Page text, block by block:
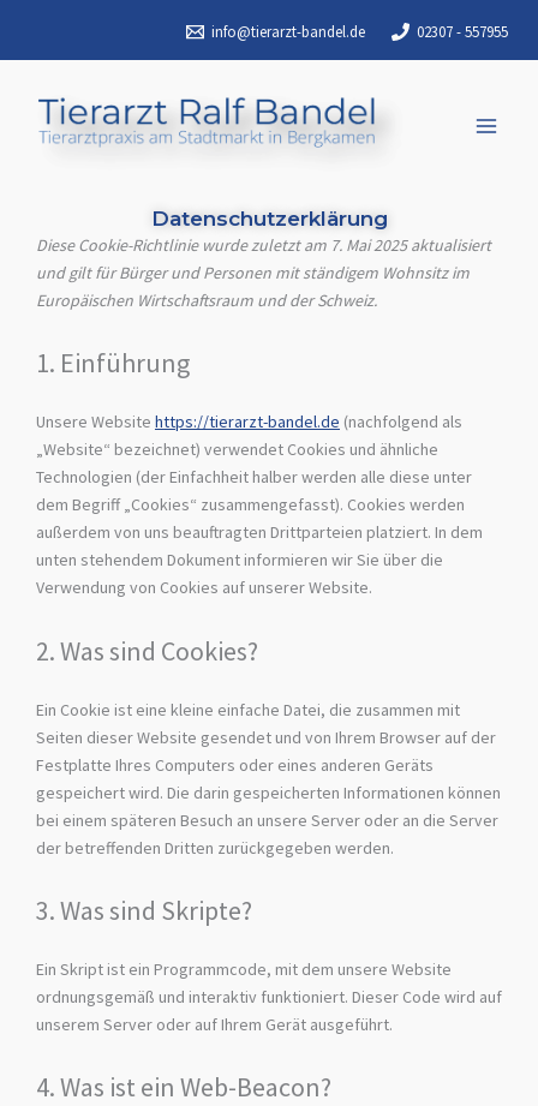
info@tierarzt-bandel.de 02307 - 557955
Datenschutzerklärung
Diese Cookie-Richtlinie wurde zuletzt am 7. Mai 2025 aktualisiert
und gilt für Bürger und Personen mit ständigem Wohnsitz im
Europäischen Wirtschaftsraum und der Schweiz.
1. Einführung
Unsere Website https://tierarzt-bandel.de (nachfolgend als
„Website“ bezeichnet) verwendet Cookies und ähnliche
Technologien (der Einfachheit halber werden alle diese unter
dem Begriff „Cookies“ zusammengefasst). Cookies werden
außerdem von uns beauftragten Drittparteien platziert. In dem
unten stehendem Dokument informieren wir Sie über die
Verwendung von Cookies auf unserer Website.
2. Was sind Cookies?
Ein Cookie ist eine kleine einfache Datei, die zusammen mit
Seiten dieser Website gesendet und von Ihrem Browser auf der
Festplatte Ihres Computers oder eines anderen Geräts
gespeichert wird. Die darin gespeicherten Informationen können
bei einem späteren Besuch an unsere Server oder an die Server
der betreffenden Dritten zurückgegeben werden.
3. Was sind Skripte?
Ein Skript ist ein Programmcode, mit dem unsere Website
ordnungsgemäß und interaktiv funktioniert. Dieser Code wird auf
unserem Server oder auf Ihrem Gerät ausgeführt.
4. Was ist ein Web-Beacon?
Consent
to
Consent
to
Consent
to
Consent
to
Consent
to
Consent
to
Consent
to
Consent
to
Statistiken
Marketing